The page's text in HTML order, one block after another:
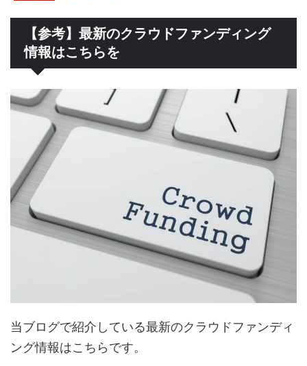
【参考】最新のクラウドファンディング
情報はこちらを
当ブログで紹介している最新のクラウドファンディ
ング情報はこちらです。